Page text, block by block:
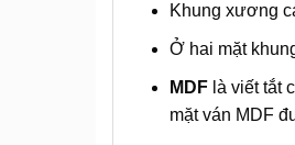
Khung xương
Ở hai mặt
MDFlà viết tắt
mặt ván MDF